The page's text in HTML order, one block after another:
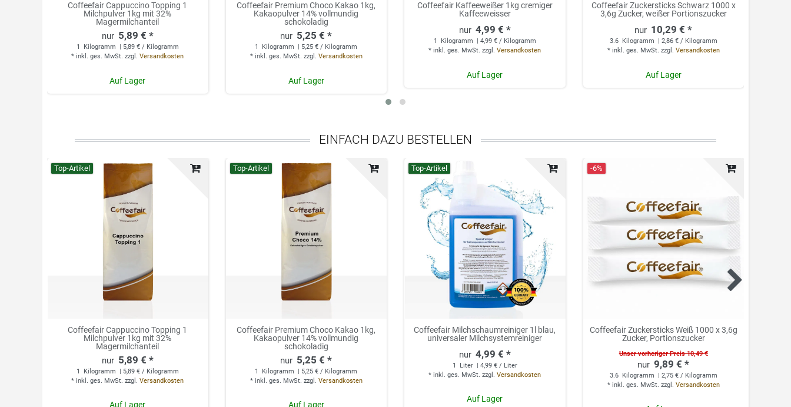
Coffeefair Cappuccino Topping 1
Milchpulver 1kg mit 32%
Magermilchanteil
5,89 € *
1 Kilogramm
| 5,89 € / Kilogramm
*inkl. ges. MwSt. zzgl.Versandkosten
Auf Lager
Coffeefair Premium Choco Kakao 1kg,
Kakaopulver 14% vollmundig
schokoladig
5,25 € *
1 Kilogramm
| 5,25 € / Kilogramm
* inkl. ges. MwSt. zzgl. Versandkosten
Auf Lager
Coffeefair Kaffeeweißer 1kg cremiger
Kaffeeweisser
4,99 € *
1 Kilogramm
| 4,99 € / Kilogramm
*inkl. ges. MwSt. zzgl.Versandkosten
Auf Lager
Coffeefair Zuckersticks Schwarz 1000 x
3,6g Zucker, weißer Portionszucker
10,29 € *
3.6 Kilogramm
| 2,86 € / Kilogramm
* inkl. ges. MwSt. zzgl. Versandkosten
Auf Lager
EINFACH DAZU BESTELLEN
Top-Artikel
Coffeefair Cappuccino Topping 1
Milchpulver 1kg mit 32%
Magermilchanteil
5,89 € *
1 Kilogramm
| 5,89 € / Kilogramm
*inkl. ges. MwSt. zzgl.Versandkosten
Auf Lager
Top-Artikel
Coffeefair Premium Choco Kakao 1kg,
Kakaopulver 14% vollmundig
schokoladig
5,25 € *
1 Kilogramm
| 5,25 € / Kilogramm
* inkl. ges. MwSt. zzgl. Versandkosten
Auf Lager
Top-Artikel
Coffeefair Milchschaumreiniger 1l blau,
universaler Milchsystemreiniger
4,99 € *
1 Liter | 4,99 € / Liter
*inkl. ges. MwSt. zzgl.Versandkosten
Auf Lager
-6%
Coffeefair Zuckersticks Weiß 1000 x 3,6g
Zucker, Portionszucker
Unser vorheriger Preis 10,49 €
9,89 € *
3.6 Kilogramm
| 2,75 € / Kilogramm
* inkl. ges. MwSt. zzgl. Versandkosten